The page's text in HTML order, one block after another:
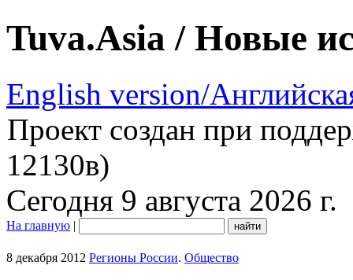
Tuva.Asia / Новые
English version/
Проект создан при
12130в)
Сегодня 9 августа 2026 г.
На главную |
8 декабря 2012 Регионы России. Общество